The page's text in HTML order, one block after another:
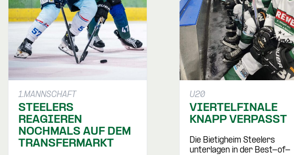
1.MANNSCHAFT
STEELERS
REAGIEREN
NOCHMALS AUF DEM
TRANSFERMARKT
U20
VIERTELFINALE
KNAPP VERPASST
Die Bietigheim Steelers
unterlagen in der Best-of-